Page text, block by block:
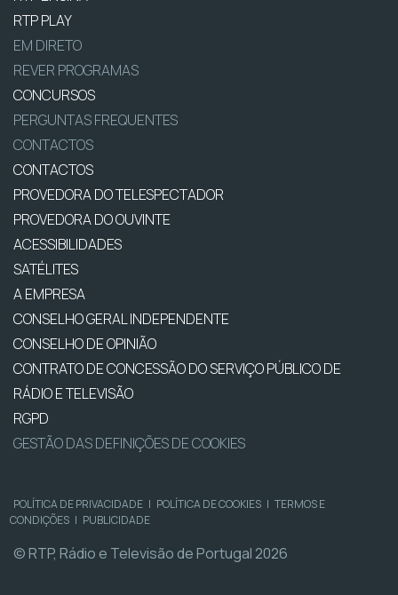
RTP PLAY
EM DIRETO
REVER PROGRAMAS
CONCURSOS
PERGUNTAS FREQUENTES
CONTACTOS
CONTACTOS
PROVEDORA DO TELESPECTADOR
PROVEDORA DO OUVINTE
ACESSIBILIDADES
SATÉLITES
A EMPRESA
CONSELHO GERAL INDEPENDENTE
CONSELHO DE OPINIÃO
CONTRATO DE CONCESSÃO DO SERVIÇO PÚBLICO DE
RÁDIO E TELEVISÃO
RGPD
GESTÃO DAS DEFINIÇÕES DE COOKIES
POLÍTICA DE PRIVACIDADE | POLÍTICA DE COOKIES | TERMOS E
CONDIÇÕES | PUBLICIDADE
© RTP, Rádio e Televisão de Portugal 2026